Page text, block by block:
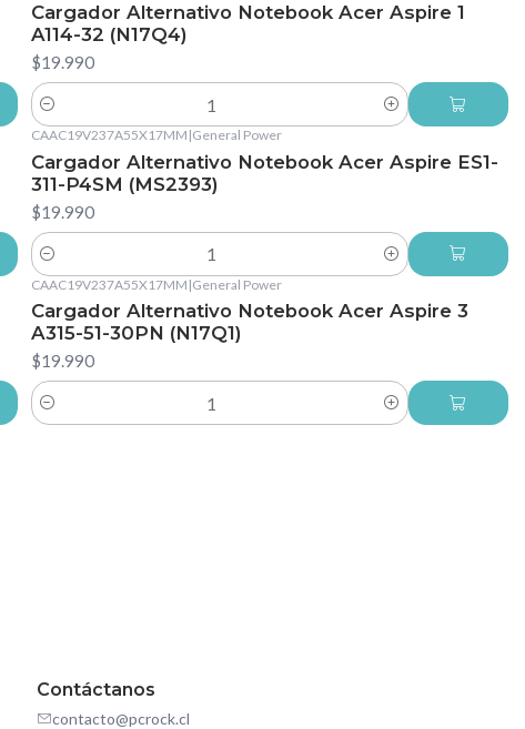
Cargador Alternativo Notebook Acer Aspire 1
A114-32 (N17Q4)
$19.990
Cantidad
CAAC19V237A55X17MM |General Power
Cargador Alternativo Notebook Acer Aspire ES1-
311-P4SM (MS2393)
$19.990
Cantidad
CAAC19V237A55X17MM |General Power
Cargador Alternativo Notebook Acer Aspire 3
A315-51-30PN (N17Q1)
$19.990
Cantidad
Contáctanos
contacto@pcrock.cl